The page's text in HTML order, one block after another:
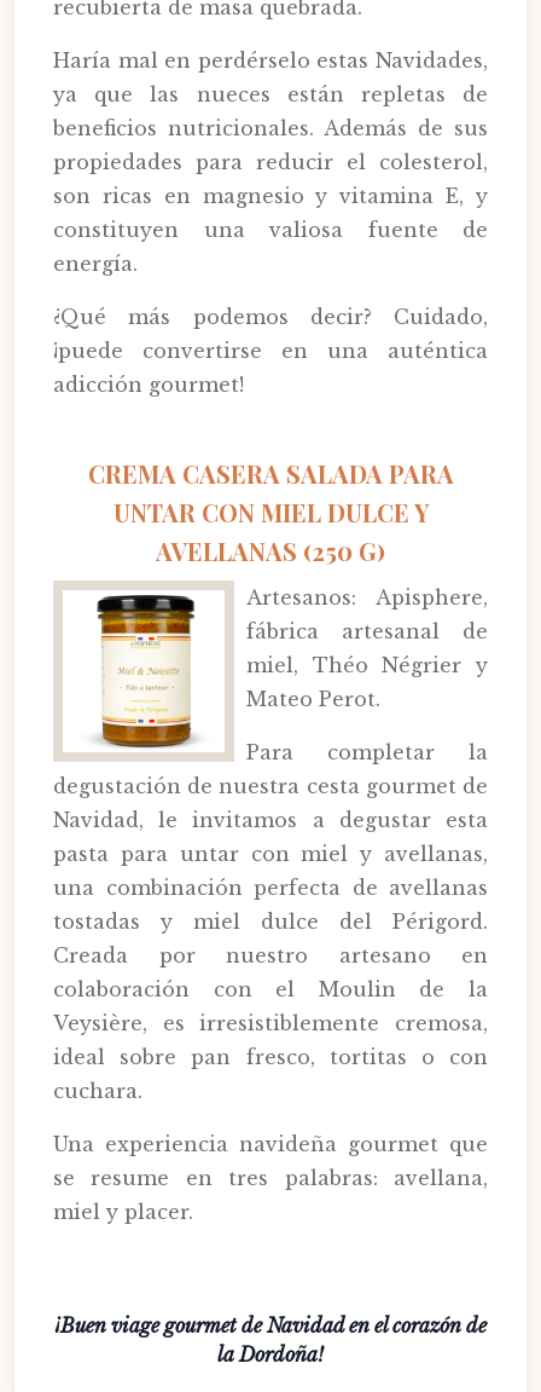
recubierta de masa quebrada.
Haría mal en perdérselo estas Navidades,
ya que las nueces están repletas de
beneficios nutricionales. Además de sus
propiedades para reducir el colesterol,
son ricas en magnesio y vitamina E, y
constituyen una valiosa fuente de
energía.
¿Qué más podemos decir? Cuidado,
¡puede convertirse en una auténtica
adicción gourmet!
CREMA CASERA SALADA PARA
UNTAR CON MIEL DULCE Y
AVELLANAS (250 G)
Artesanos: Apisphere,
fábrica artesanal de
miel, Théo Négrier y
Mateo Perot.
Para completar la
degustación de nuestra cesta gourmet de
Navidad, le invitamos a degustar esta
pasta para untar con miel y avellanas,
una combinación perfecta de avellanas
tostadas y miel dulce del Périgord.
Creada por nuestro artesano en
colaboración con el Moulin de la
Veysière, es irresistiblemente cremosa,
ideal sobre pan fresco, tortitas o con
cuchara.
Una experiencia navideña gourmet que
se resume en tres palabras: avellana,
miel y placer.
¡Buen viage gourmet de Navidad en el corazón de
la Dordoña!